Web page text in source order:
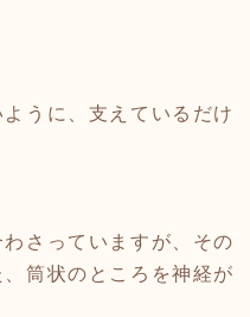
うに、支えているだけ
さっていますが、その
筒状のところを神経が